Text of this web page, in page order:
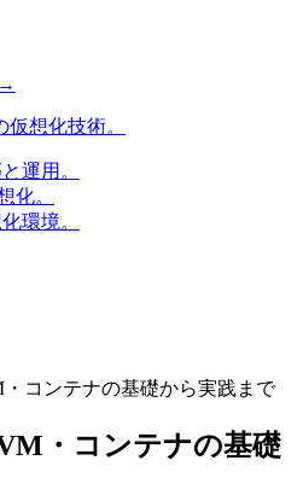
想化技術。
運用。
化。
環境。
コンテナの基礎から実践まで
・コンテナの基礎